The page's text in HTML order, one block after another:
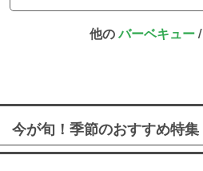
他のバーベキュー/
今が旬！季節のおすすめ特集